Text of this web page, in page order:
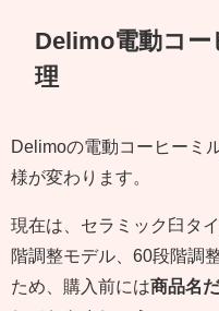
Delimo電動コ
理
Delimoの電動コーヒーミ
様が変わります。
現在は、セラミック臼タ
階調整モデル、60段階調
ため、購入前には商品名